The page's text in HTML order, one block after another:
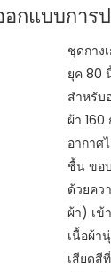
กแบบการ
ชุดกาง
ยุค 80
สำหรับ
ผ้า 160
อากาศ
ชื้น ขอ
ด้วยคว
ผ้า) เข้
เนื้อผ้า
เสียดสี